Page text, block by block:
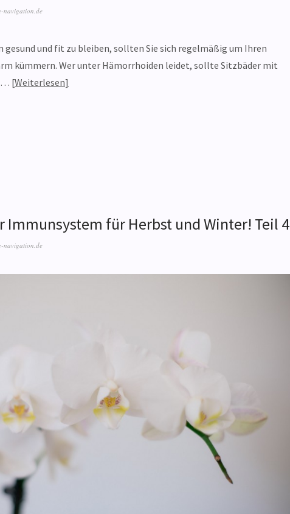
navigation.de
gesund und fit zu bleiben, sollten Sie sich regelmäßig um Ihren
kümmern. Wer unter Hämorrhoiden leidet, sollte Sitzbäder mit
Weiterlesen
Immunsystem für Herbst und Winter! Teil 4
navigation.de